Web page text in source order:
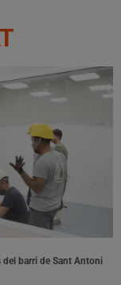
barri de Sant Antoni